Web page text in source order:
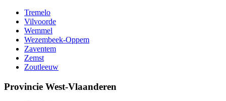
Tremelo
Vilvoorde
Wemmel
Wezembeek-Oppem
Zaventem
Zemst
Zoutleeuw
Provincie West-Vlaanderen